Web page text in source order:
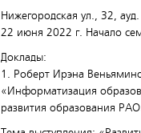
Нижегородская ул., 32,
22 июня 2022 г. Начало
Доклады:
1. Роберт Ирэна
«Информатизация
развития образования